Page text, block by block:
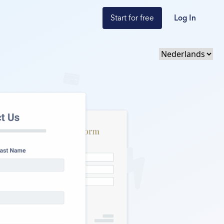
Start for free Log In